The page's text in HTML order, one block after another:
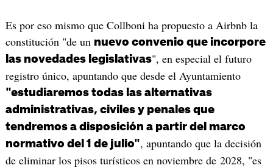
Es por eso mismo que Collboni ha propuesto a Airbnb la
constitución "de un nuevo convenio que incorpore
las novedades legislativas", en especial el futuro
registro único, apuntando que desde el Ayuntamiento
"estudiaremos todas las alternativas
administrativas, civiles y penales que
tendremos a disposición a partir del marco
normativo del 1 de julio", apuntando que la decisión
de eliminar los pisos turísticos en noviembre de 2028, "es